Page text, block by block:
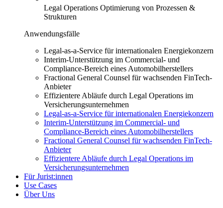
Legal Operations Optimierung von Prozessen &
Strukturen
Anwendungsfälle
Legal-as-a-Service für internationalen Energiekonzern
Interim-Unterstützung im Commercial- und
Compliance-Bereich eines Automobilherstellers
Fractional General Counsel für wachsenden FinTech-
Anbieter
Effizientere Abläufe durch Legal Operations im
Versicherungsunternehmen
Legal-as-a-Service für internationalen Energiekonzern
Interim-Unterstützung im Commercial- und
Compliance-Bereich eines Automobilherstellers
Fractional General Counsel für wachsenden FinTech-
Anbieter
Effizientere Abläufe durch Legal Operations im
Versicherungsunternehmen
Für Jurist:innen
Use Cases
Über Uns